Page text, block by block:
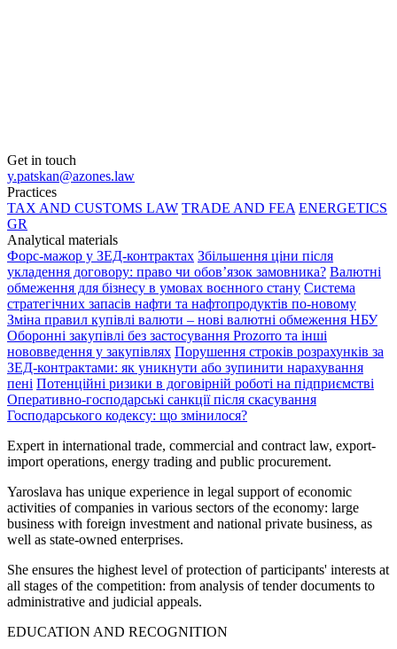
Get in touch
y.patskan@azones.law
Practices
TAX AND CUSTOMS LAW TRADE AND FEA ENERGETICS
GR
Analytical materials
Форс-мажор у ЗЕД-контрактах Збільшення ціни після
укладення договору: право чи обов’язок замовника? Валютні
обмеження для бізнесу в умовах воєнного стану Система
стратегічних запасів нафти та нафтопродуктів по-новому
Зміна правил купівлі валюти – нові валютні обмеження НБУ
Оборонні закупівлі без застосування Prozorro та інші
нововведення у закупівлях Порушення строків розрахунків за
ЗЕД-контрактами: як уникнути або зупинити нарахування
пені Потенційні ризики в договірній роботі на підприємстві
Оперативно-господарські санкції після скасування
Господарського кодексу: що змінилося?
Expert in international trade, commercial and contract law, export-
import operations, energy trading and public procurement.
Yaroslava has unique experience in legal support of economic
activities of companies in various sectors of the economy: large
business with foreign investment and national private business, as
well as state-owned enterprises.
She ensures the highest level of protection of participants' interests at
all stages of the competition: from analysis of tender documents to
administrative and judicial appeals.
EDUCATION AND RECOGNITION